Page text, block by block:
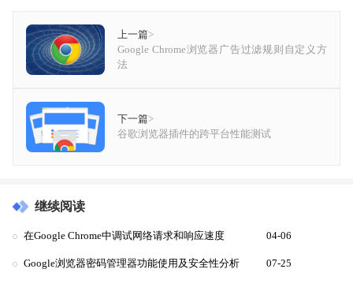
上一篇>
Google Chrome浏览器广告过滤规则自定义方
法
下一篇>
谷歌浏览器插件的跨平台性能测试
继续阅读
在Google Chrome中调试网络请求和响应速度 04-06
Google浏览器密码管理器功能使用及安全性分析 07-25